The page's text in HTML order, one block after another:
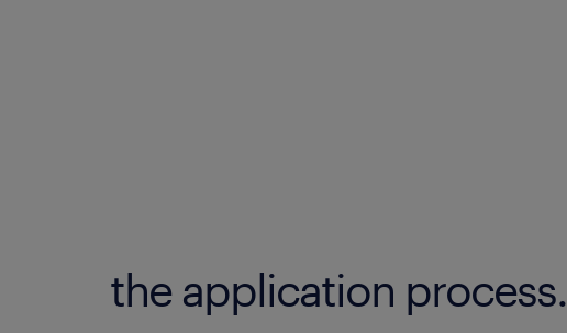
the application process.